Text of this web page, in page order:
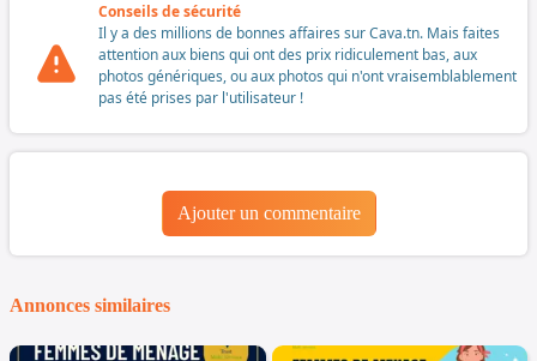
Conseils de sécurité
Il y a des millions de bonnes affaires sur Cava.tn. Mais faites
attention aux biens qui ont des prix ridiculement bas, aux
photos génériques, ou aux photos qui n'ont vraisemblablement
pas été prises par l'utilisateur !
Ajouter un commentaire
Annonces similaires